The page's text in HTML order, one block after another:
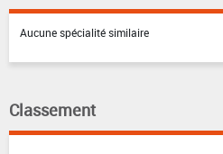
Aucune spécialité similaire
Classement